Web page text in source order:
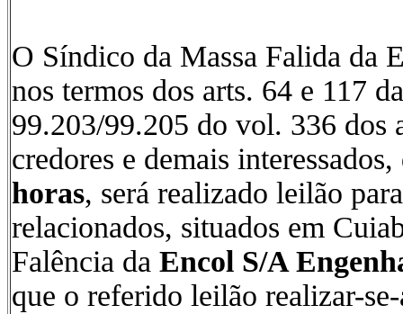
O Síndico da Massa Falida da
nos termos dos arts. 64 e 117
99.203/99.205 do vol. 336 dos
credores e demais
horas, será realizado leilão
relacionados, situados em
Falência da Encol S/A
que o referido leilão realizar-